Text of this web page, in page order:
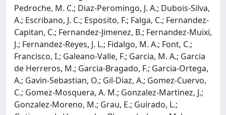
Pedroche, M. C.; Diaz-Peromingo, J. A.; Dubois-Silva,
A.; Escribano, J. C.; Esposito, F.; Falga, C.; Fernandez-
Capitan, C.; Fernandez-Jimenez, B.; Fernandez-Muixi,
J.; Fernandez-Reyes, J. L.; Fidalgo, M. A.; Font, C.;
Francisco, I.; Galeano-Valle, F.; Garcia, M. A.; Garcia
de Herreros, M.; Garcia-Bragado, F.; Garcia-Ortega,
A.; Gavin-Sebastian, O.; Gil-Diaz, A.; Gomez-Cuervo,
C.; Gomez-Mosquera, A. M.; Gonzalez-Martinez, J.;
Gonzalez-Moreno, M.; Grau, E.; Guirado, L.;